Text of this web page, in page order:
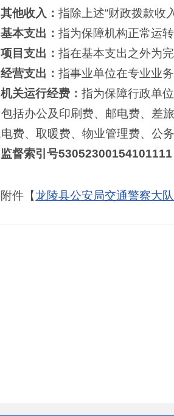
其他收入：指除上述“财政拨款收
基本支出：指为保障机构正常运
项目支出：指在基本支出之外为
经营支出：指事业单位在专业业
机关运行经费：指为保障行政单
括办公及印刷费、邮电费、差
费、取暖费、物业管理费、公
监督索引号53052300154101111
附件【龙陵县公安局交通警察大